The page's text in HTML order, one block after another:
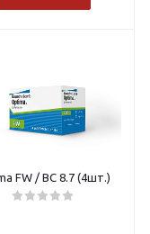
Optima FW / BC 8.7 (4шт.)